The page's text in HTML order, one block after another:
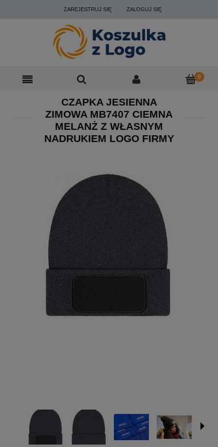
ZAREJESTRUJ SIĘ ZALOGUJ SIĘ
CZAPKA JESIENNA
ZIMOWA MB7407 CIEMNA
MELANŻ Z WŁASNYM
NADRUKIEM LOGO FIRMY